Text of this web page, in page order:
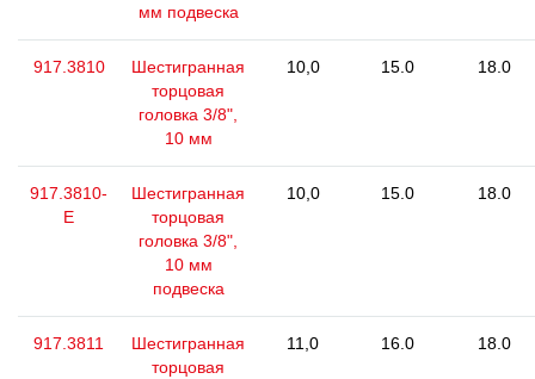
мм подвеска
917.3810
Шестигранная
торцовая
головка 3/8",
10 мм
10,0 15.0 18.0
917.3810-
E
Шестигранная
торцовая
головка 3/8",
10 мм
подвеска
10,0 15.0 18.0
917.3811
Шестигранная
торцовая
11,0 16.0 18.0